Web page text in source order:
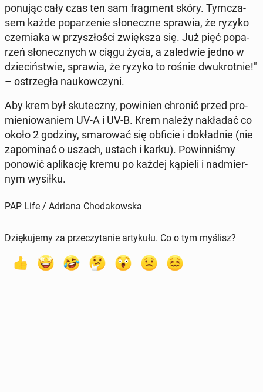
po­nu­jąc cały czas ten sam frag­ment skóry. Tym­cza­
sem każde po­pa­rze­nie sło­necz­ne sprawia, że ryzyko
czer­nia­ka w przy­szło­ści zwięk­sza się. Już pięć po­pa­
rzeń sło­necz­nych w ciągu życia, a za­le­d­wie jedno w
dzie­ciń­stwie, sprawia, że ryzyko to rośnie dwu­krot­nie!"
– ostrze­gła na­ukow­czy­ni.
Aby krem był sku­tecz­ny, po­wi­nien chronić przed pro­
mie­nio­wa­niem UV-A i UV-B. Krem należy na­kła­dać co
około 2 godziny, sma­ro­wać się obficie i do­kład­nie (nie
za­po­mi­nać o uszach, ustach i karku). Po­win­ni­śmy
ponowić apli­ka­cję kremu po każdej kąpieli i nad­mier­
nym wysiłku.
PAP Life / Adriana Chodakowska
Dziękujemy za przeczytanie artykułu. Co o tym myślisz?